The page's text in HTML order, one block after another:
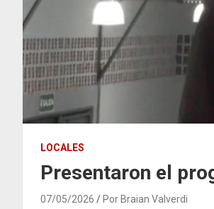
LOCALES
Presentaron el
07/05/2026 Por Braian Valverdi